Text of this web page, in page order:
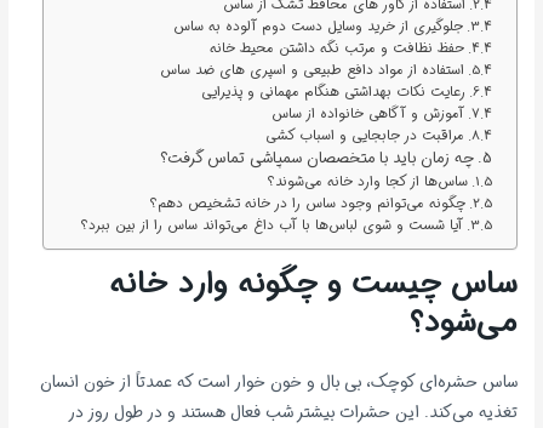
جلوگیری از خرید وسایل دست دوم آلوده به ساس
حفظ نظافت و مرتب نگه داشتن محیط خانه
استفاده از مواد دافع طبیعی و اسپری های ضد ساس
رعایت نکات بهداشتی هنگام مهمانی و پذیرایی
آموزش و آگاهی خانواده از ساس
مراقبت در جابجایی و اسباب کشی
چه زمان باید با متخصصان سمپاشی تماس گرفت؟
ساس‌ها از کجا وارد خانه می‌شوند؟
چگونه می‌توانم وجود ساس را در خانه تشخیص دهم؟
آیا شست و شوی لباس‌ها با آب داغ می‌تواند ساس را از بین ببرد؟
ساس چیست و چگونه وارد خانه
می‌شود؟
ساس حشره‌ای کوچک، بی بال و خون خوار است که عمدتاً از خون انسان
تغذیه می‌کند. این حشرات بیشتر شب فعال هستند و در طول روز در